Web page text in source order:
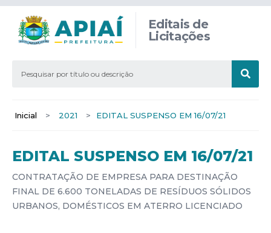
Editais de
Licitações
Inicial > 2021 > EDITAL SUSPENSO EM 16/07/21
EDITAL SUSPENSO EM 16/07/21
CONTRATAÇÃO DE EMPRESA PARA DESTINAÇÃO
FINAL DE 6.600 TONELADAS DE RESÍDUOS SÓLIDOS
URBANOS, DOMÉSTICOS EM ATERRO LICENCIADO